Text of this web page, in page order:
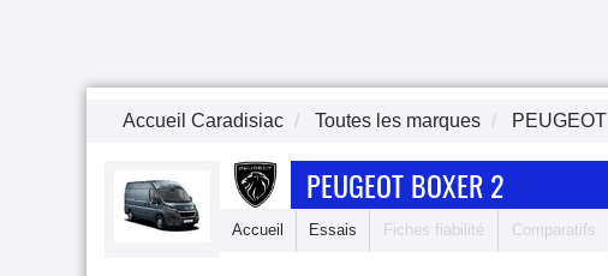
Accueil Caradisiac Toutes les marques PEUGEOT
PEUGEOT BOXER 2
Accueil Essais Fiches fiabilité Comparatifs